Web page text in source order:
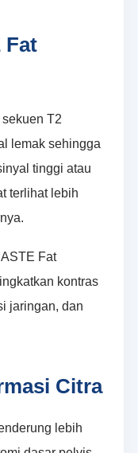
Fat
T2
lemak sehingga
tinggi atau
terlihat lebih
Fat
kontras
jaringan, dan
Citra
lebih